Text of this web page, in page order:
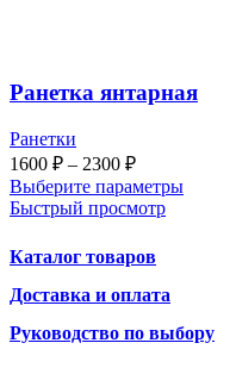
Ранетка янтарная
Ранетки
1600 ₽ – 2300 ₽Диапазон
цен:
1600 ₽
2300 ₽
Выберите параметры
Быстрый просмотр
Каталог товаров
Доставка и оплата
Руководство по выбору